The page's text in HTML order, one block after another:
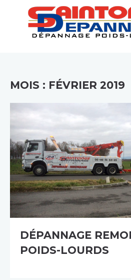
SAINTONGE
Dépannage, remorquage et
MOIS : FÉVRIER 2019
DÉPANNAGE
POIDS-LOURDS